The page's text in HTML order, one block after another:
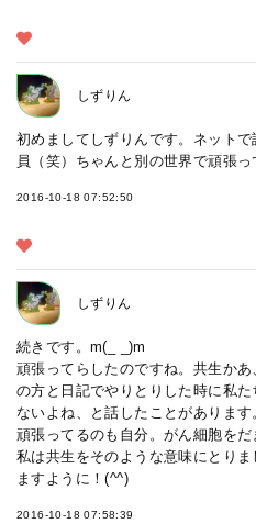
しずりん
初めましてしずりんです。ネット
員（笑）ちゃんと別の世界で頑張っ
2016-10-18 07:52:50
しずりん
続きです。m(_ _)m
頑張ってらしたのですね。共生か
の方と日記でやりとりした時に私
ないよね、と話したことがあります
頑張ってるのも自分。がん細胞をだ
私は共生をそのような意味にとり
ますように！(^^)
2016-10-18 07:58:39